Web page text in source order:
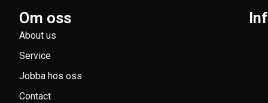
Om oss
About us
Service
Jobba hos oss
Contact